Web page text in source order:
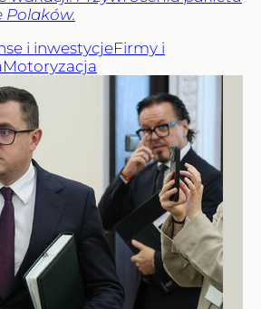
Polaków.
i inwestycjeFirmy i
Motoryzacja